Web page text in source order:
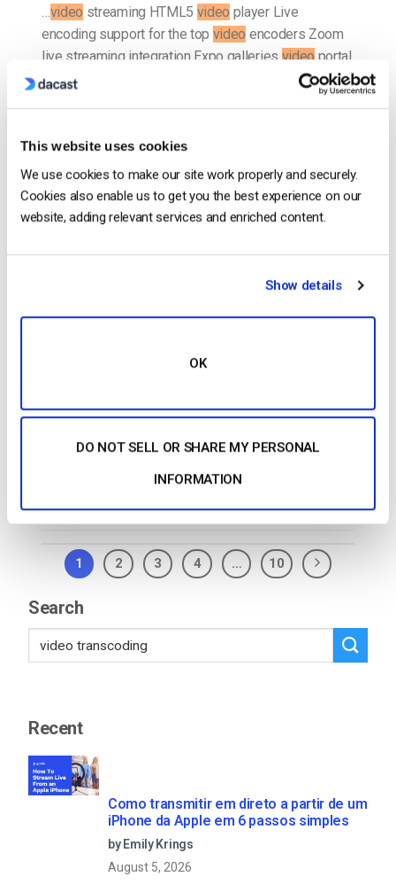
This website uses cookies
We use cookies to make our site work properly and securely.
Cookies also enable us to get you the best experience on our
website, adding relevant services and enriched content.
Show details
OK
DO NOT SELL OR SHARE MY PERSONAL
INFORMATION
…video streaming HTML5 video player Live
encoding support for the top video encoders Zoom
live streaming integration Expo galleries videoportal
Unlimited viewers and live channels
security
Posted inThe video experts blog
Alojamento Visualizador deVídeo
HTML. Transmitir num leitor devídeode etiqueta
CONTINUE READING
1 2 3 4 … 10
Search
Recent
Como transmitir em direto a partir de um
iPhone da Apple em 6 passos simples
by Emily Krings
August 5, 2026